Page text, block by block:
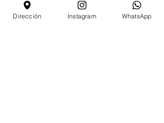
Dirección Instagram WhatsApp